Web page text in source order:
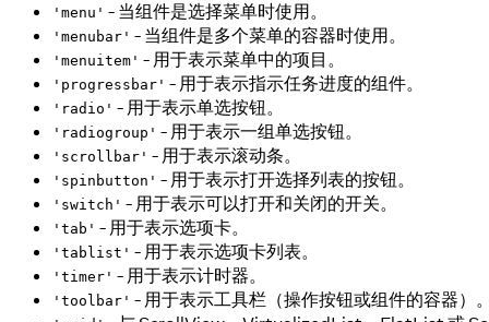
'menu' - 当组件是选择菜单时使用。
'menubar' - 当组件是多个菜单的容器时使用。
'menuitem' - 用于表示菜单中的项目。
'progressbar' - 用于表示指示任务进度的组件。
'radio' - 用于表示单选按钮。
'radiogroup' - 用于表示一组单选按钮。
'scrollbar' - 用于表示滚动条。
'spinbutton' - 用于表示打开选择列表的按钮。
'switch' - 用于表示可以打开和关闭的开关。
'tab' - 用于表示选项卡。
'tablist' - 用于表示选项卡列表。
'timer' - 用于表示计时器。
'toolbar' - 用于表示工具栏（操作按钮或组件的容器）